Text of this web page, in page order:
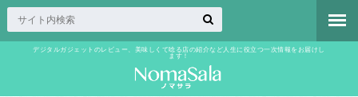
デジタルガジェットのレビュー、美味しくて唸る店の紹介など人生に役立つ一次情報をお届けし
ます！